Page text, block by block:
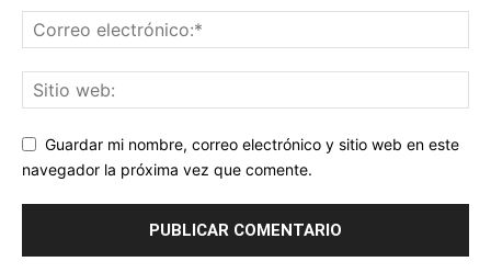
Guardar mi nombre, correo electrónico y sitio web en este
navegador la próxima vez que comente.